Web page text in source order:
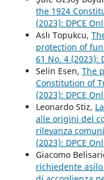
the 1924
(2023): DPCE
Aslı Topukcu,
protection of
61 No. 4 (2023):
Selin Esen, The
Constitution of
(2023): DPCE
Leonardo Stiz,
alle origini del
rilevanza
(2023): DPCE
Giacomo
richiedente